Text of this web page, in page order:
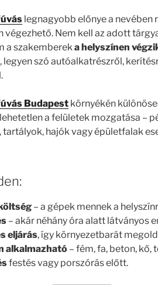
legnagyobb előnye a nevében
végezhető. Nem kell az adott
a szakembereka helyszínen
, legyen szó autóalkatrészről,
Budapest környékén
a felületek mozgatása –
tartályok, hajók vagy épületfalak
– a gépek mennek a
– akár néhány óra alatt látványos
eljárás, így környezetbarát
alkalmazható – fém, fa, beton, kő,
festés vagy porszórás előtt.